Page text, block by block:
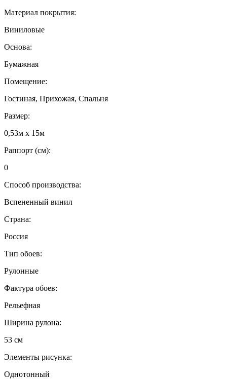
Материал покрытия:
Виниловые
Основа:
Бумажная
Помещение:
Гостиная, Прихожая, Спальня
Размер:
0,53м x 15м
Раппорт (см):
0
Способ производства:
Вспененный винил
Страна:
Россия
Тип обоев:
Рулонные
Фактура обоев:
Рельефная
Ширина рулона:
53 см
Элементы рисунка:
Однотонный